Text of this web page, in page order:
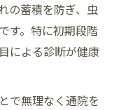
の蓄積を防ぎ、虫
す。特に初期段階
による診断が健康
で無理なく通院を